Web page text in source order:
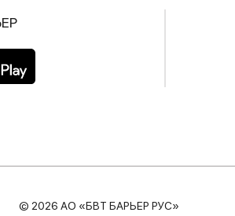
© 2026 АО «БВТ БАРЬЕР РУС»